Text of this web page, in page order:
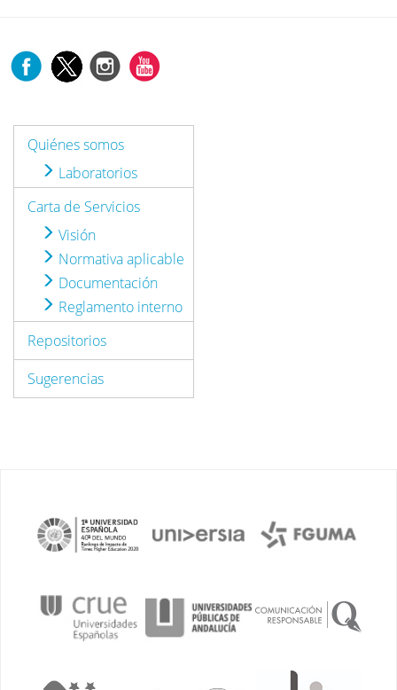
Quiénes somos
Laboratorios
Carta de Servicios
Visión
Normativa aplicable
Documentación
Reglamento interno
Repositorios
Sugerencias